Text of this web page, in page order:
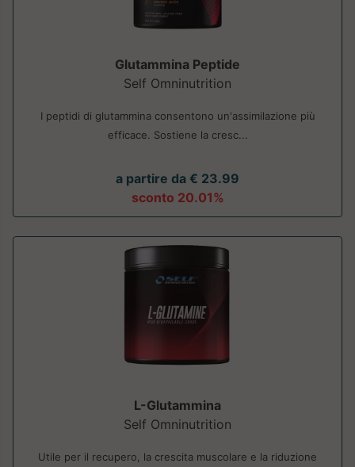
Glutammina Peptide
Self Omninutrition
I peptidi di glutammina consentono un'assimilazione più
efficace. Sostiene la cresc...
a partire da € 23.99
sconto 20.01%
L-Glutammina
Self Omninutrition
Utile per il recupero, la crescita muscolare e la riduzione